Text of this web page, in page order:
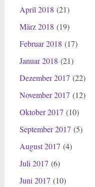
April 2018 (21)
März 2018 (19)
Februar 2018 (17)
Januar 2018 (21)
Dezember 2017 (22)
November 2017 (12)
Oktober 2017 (10)
September 2017 (5)
August 2017 (4)
Juli 2017 (6)
Juni 2017 (10)